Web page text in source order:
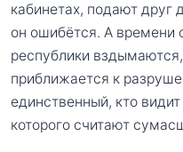
кабинетах, подают друг
он ошибётся. А времени
республики
приближается к
единственный, кто
которого считают